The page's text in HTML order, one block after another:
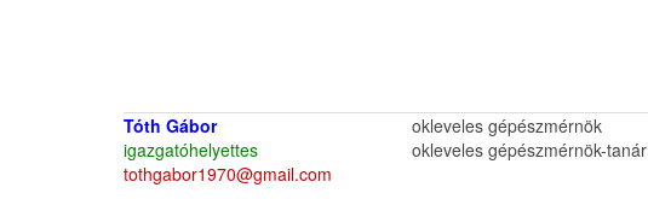
Tóth Gábor
igazgatóhelyettes
tothgabor1970@gmail.com
okleveles gépészmérnök
okleveles gépészmérnök-tanár